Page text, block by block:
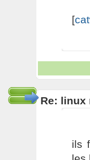
[
Re: linux
ils